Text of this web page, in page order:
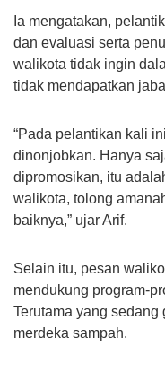
Ia mengatakan,
dan evaluasi serta
walikota tidak ingin
tidak mendapatkan
“Pada pelantikan kali
dinonjobkan. Hanya
dipromosikan, itu
walikota, tolong
baiknya,” ujar Arif.
Selain itu, pesan
mendukung program-
Terutama yang
merdeka sampah.